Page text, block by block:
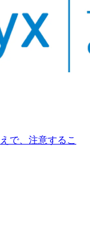
で、注意するこ